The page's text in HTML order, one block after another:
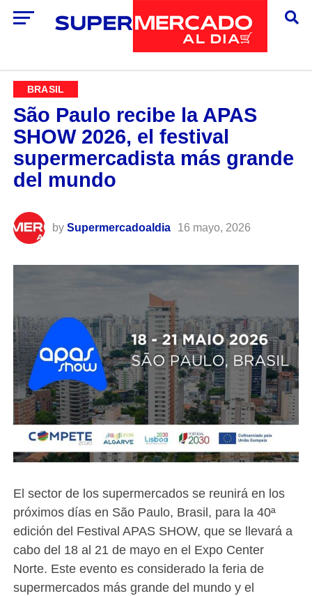
BRASIL
São Paulo recibe la APAS
SHOW 2026, el festival
supermercadista más grande
del mundo
by Supermercadoaldia 16 mayo, 2026
El sector de los supermercados se reunirá en los
próximos días en São Paulo, Brasil, para la 40ª
edición del Festival APAS SHOW, que se llevará a
cabo del 18 al 21 de mayo en el Expo Center
Norte. Este evento es considerado la feria de
supermercados más grande del mundo y el